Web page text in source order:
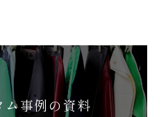
事例の資料